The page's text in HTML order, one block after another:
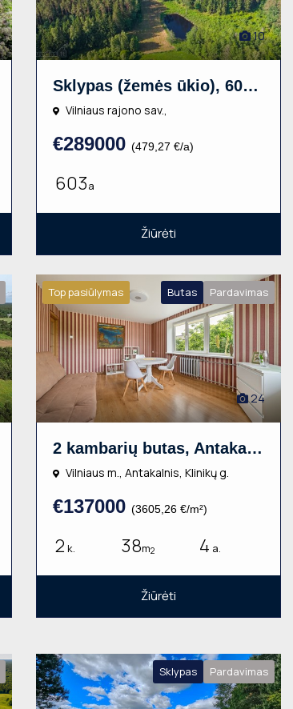
10
Sklypas (žemės ūkio), 603a, €289000
Vilniaus rajono sav.,
€289000 (479,27 €/a)
603a
Žiūrėti
Top pasiūlymas Butas Pardavimas
24
2 kambarių butas, Antakalnis, Klinikų g., 38m², 4 aukštas, €137000
Vilniaus m., Antakalnis, Klinikų g.
€137000 (3605,26 €/m²)
2 k. 38m2 4 a.
Žiūrėti
Sklypas Pardavimas